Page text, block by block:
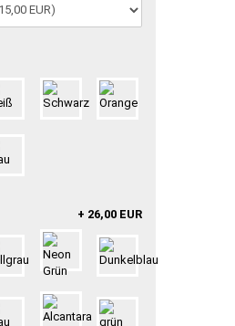
+ 26,00 EUR